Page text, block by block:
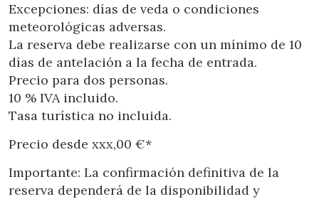
Excepciones: días de veda o condiciones
meteorológicas adversas.
La reserva debe realizarse con un mínimo de 10
días de antelación a la fecha de entrada.
Precio para dos personas.
10 % IVA incluido.
Tasa turística no incluida.
Precio desde xxx,00 €*
Importante: La confirmación definitiva de la
reserva dependerá de la disponibilidad y